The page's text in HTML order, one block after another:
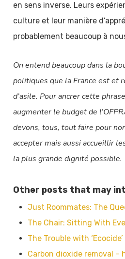
en sens inverse. Leurs
culture et leur manière
probablement beaucoup à
On entend beaucoup dans la
politiques que la France est et
d’asile. Pour ancrer cette
augmenter le budget de
devons, tous, tout faire pour
accepter mais aussi accueillir
la plus grande dignité possible.
Other posts that may
Just Roommates: The
The Chair: Sitting With
The Trouble with ‘Ecocide’
Carbon dioxide removal –